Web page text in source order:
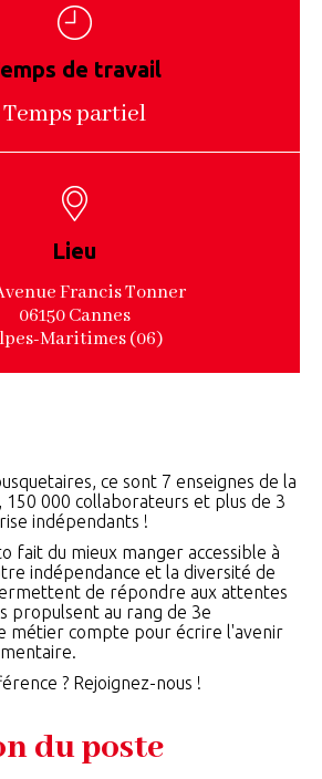
de travail
Temps partiel
Lieu
Francis Tonner
06150 Cannes
Maritimes (06)
ce sont 7 enseignes de la
000 collaborateurs et plus de 3
indépendants !
fait du mieux manger accessible à
indépendance et la diversité de
de répondre aux attentes
propulsent au rang de 3e
métier compte pour écrire l'avenir
? Rejoignez-nous !
du poste